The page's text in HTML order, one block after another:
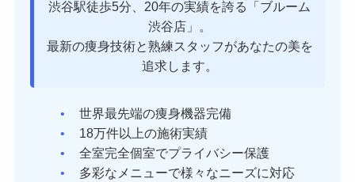
渋谷駅徒歩5分、20年の実績を誇る「ブルーム
渋谷店」。
最新の痩身技術と熟練スタッフがあなたの美を
追求します。
世界最先端の痩身機器完備
18万件以上の施術実績
全室完全個室でプライバシー保護
多彩なメニューで様々なニーズに対応